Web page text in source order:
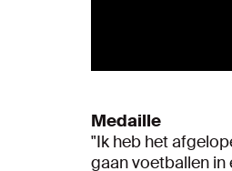
Medaille
"Ik heb het
gaan voetballen in